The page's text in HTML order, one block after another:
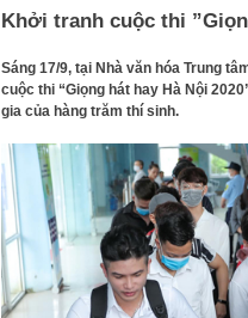
Khởi tranh cuộc thi
Sáng 17/9, tại Nhà văn hóa Trung
cuộc thi “Giọng hát hay Hà Nội
gia của hàng trăm thí sinh.